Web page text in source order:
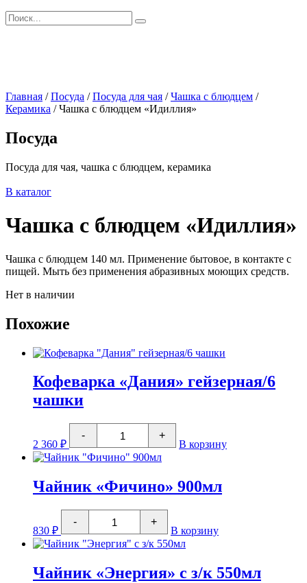
Искать:
Главная /Посуда /Посуда для чая /Чашка с блюдцем /
Керамика /Чашка с блюдцем «Идиллия»
Посуда
Посуда для чая, чашка с блюдцем, керамика
В каталог
Чашка с блюдцем «Идиллия»
Чашка с блюдцем 140 мл. Применение бытовое, в контакте с
пищей. Мыть без применения абразивных моющих средств.
Нет в наличии
Похожие
Кофеварка «Дания» гейзерная/6
чашки
2 360 ₽
-
Количество
товара
Кофеварка
"Дания"
чашки
+
В корзину
Чайник «Фичино» 900мл
830 ₽
-
Количество
товара
Чайник
"Фичино"
+
В корзину
Чайник «Энергия» с з/к 550мл